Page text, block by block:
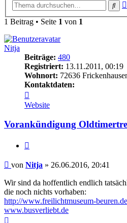
1 Beitrag • Seite 1 von 1
Nitja
Beiträge: 480
Registriert: 13.11.2011, 00:19
Wohnort: 72636
Kontaktdaten:
von
Nitja
Website
Vorankündigung
Beitrag
von Nitja » 26.06.2016, 20:41
Wir sind da hoffentlich endlich
die noch nichts vorhaben:
http://www.freilichtmuseum-
www.busverliebt.de